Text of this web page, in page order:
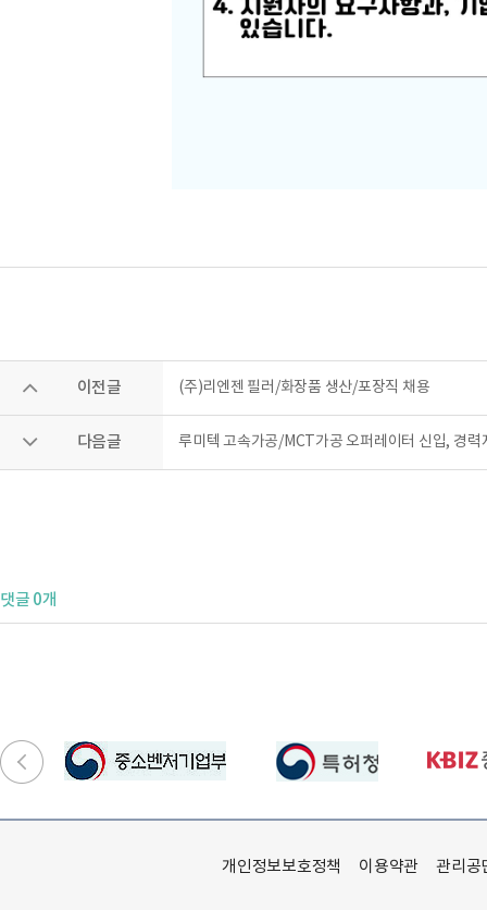
이전글 (주)리엔젠 필러/화장품 생산/포장직 채용
다음글 루미텍 고속가공/MCT가공 오퍼레이터 신입, 경력
댓글 0개
개인정보보호정책 이용약관 관리공